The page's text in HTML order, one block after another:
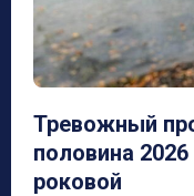
Тревожный
половина
роковой